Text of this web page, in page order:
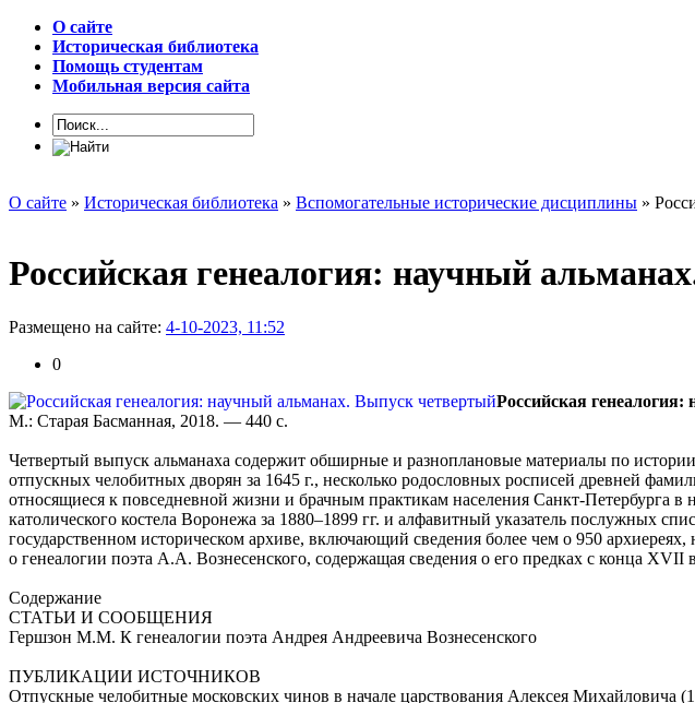
О сайте
Историческая библиотека
Помощь студентам
Мобильная версия сайта
О сайте » Историческая библиотека » Вспомогательные исторические дисциплины »
Российская генеалогия: научный
Размещено на сайте: 4-10-2023, 11:52
0
Российская
М.: Старая Басманная, 2018. — 440 с.
Четвертый выпуск альманаха содержит обширные и разноплановые материалы по
отпускных челобитных дворян за 1645 г., несколько родословных росписей древней
относящиеся к повседневной жизни и брачным практикам населения Санкт-Петербурга
католического костела Воронежа за 1880–1899 гг. и алфавитный указатель послужных
государственном историческом архиве, включающий сведения более чем о 950
о генеалогии поэта А.А. Вознесенского, содержащая сведения о его предках с конца XVII
Содержание
СТАТЬИ И СООБЩЕНИЯ
Гершзон М.М. К генеалогии поэта Андрея Андреевича Вознесенского
ПУБЛИКАЦИИ ИСТОЧНИКОВ
Отпускные челобитные московских чинов в начале царствования Алексея Михайловича